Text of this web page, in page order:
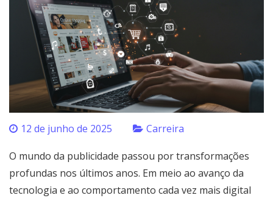
12 de junho de 2025 Carreira
O mundo da publicidade passou por transformações
profundas nos últimos anos. Em meio ao avanço da
tecnologia e ao comportamento cada vez mais digital